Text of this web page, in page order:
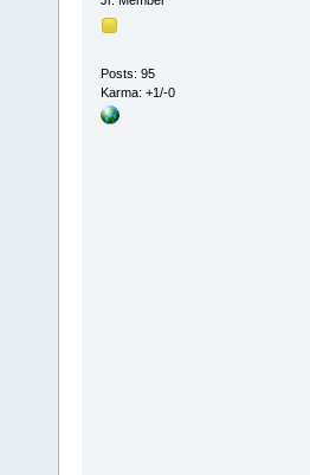
Posts: 95
Karma: +1/-0